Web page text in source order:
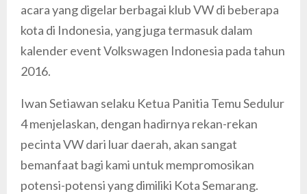
acara yang digelar berbagai klub VW di beberapa
kota di Indonesia, yang juga termasuk dalam
kalender event Volkswagen Indonesia pada tahun
2016.
Iwan Setiawan selaku Ketua Panitia Temu Sedulur
4 menjelaskan, dengan hadirnya rekan-rekan
pecinta VW dari luar daerah, akan sangat
bemanfaat bagi kami untuk mempromosikan
potensi-potensi yang dimiliki Kota Semarang.